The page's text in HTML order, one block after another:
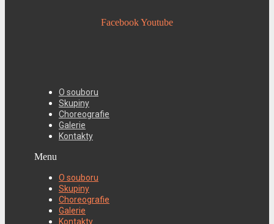
FacebookYoutube
O souboru
Skupiny
Choreografie
Galerie
Kontakty
Menu
O souboru
Skupiny
Choreografie
Galerie
Kontakty